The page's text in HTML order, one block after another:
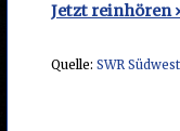
Jetzt reinhören
Quelle: SWR